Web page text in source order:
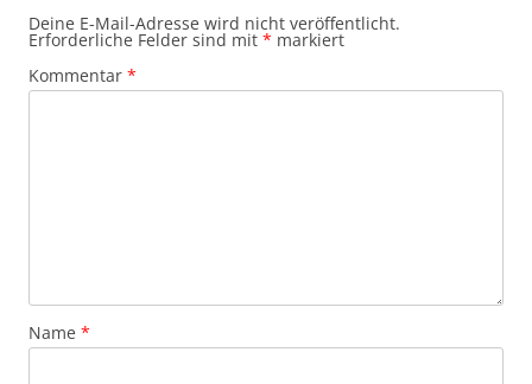
Deine E-Mail-Adresse wird nicht veröffentlicht.
Erforderliche Felder sind mit * markiert
Kommentar *
Name *